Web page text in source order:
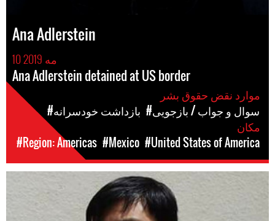
Ana Adlerstein
10 مه 2019
Ana Adlerstein detained at US border
#بازداشت خودسرانه
#سوال و جواب / بازجویی
#Region: Americas #Mexico #United States of America